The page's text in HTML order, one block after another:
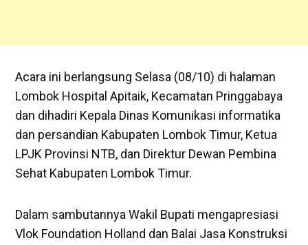
Acara ini berlangsung Selasa (08/10) di halaman
Lombok Hospital Apitaik, Kecamatan Pringgabaya
dan dihadiri Kepala Dinas Komunikasi informatika
dan persandian Kabupaten Lombok Timur, Ketua
LPJK Provinsi NTB, dan Direktur Dewan Pembina
Sehat Kabupaten Lombok Timur.
Dalam sambutannya Wakil Bupati mengapresiasi
Vlok Foundation Holland dan Balai Jasa Konstruksi